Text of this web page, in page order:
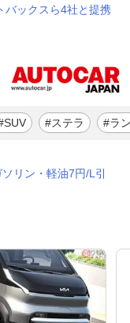
ックスら4社と提携
#ステラ #ラ
リン・軽油7円/L引